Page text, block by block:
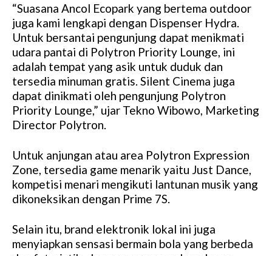
“Suasana Ancol Ecopark yang bertema outdoor
juga kami lengkapi dengan Dispenser Hydra.
Untuk bersantai pengunjung dapat menikmati
udara pantai di Polytron Priority Lounge, ini
adalah tempat yang asik untuk duduk dan
tersedia minuman gratis. Silent Cinema juga
dapat dinikmati oleh pengunjung Polytron
Priority Lounge,” ujar Tekno Wibowo, Marketing
Director Polytron.
Untuk anjungan atau area Polytron Expression
Zone, tersedia game menarik yaitu Just Dance,
kompetisi menari mengikuti lantunan musik yang
dikoneksikan dengan Prime 7S.
Selain itu, brand elektronik lokal ini juga
menyiapkan sensasi bermain bola yang berbeda